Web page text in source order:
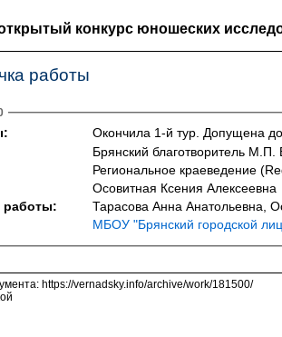
конкурс юношеских
работы
Окончила 1-й тур. Допущена
Брянский благотворитель М.П.
Региональное краеведение
Осовитная Ксения Алексеевна
работы:
Тарасова Анна Анатольевна,
МБОУ "Брянский городской
https://vernadsky.info/archive/work/181500/